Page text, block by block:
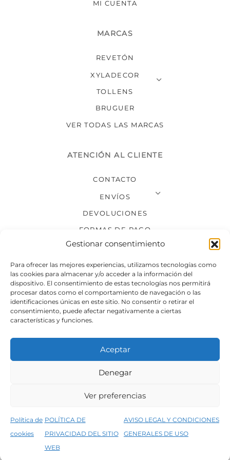
Gestionar consentimiento
Para ofrecer las mejores experiencias, utilizamos tecnologías como
las cookies para almacenar y/o acceder a la información del
dispositivo. El consentimiento de estas tecnologías nos permitirá
procesar datos como el comportamiento de navegación o las
identificaciones únicas en este sitio. No consentir o retirar el
consentimiento, puede afectar negativamente a ciertas
características y funciones.
Aceptar
Denegar
Ver preferencias
Política de
cookies
POLÍTICA DE
PRIVACIDAD DEL SITIO
WEB
AVISO LEGAL Y CONDICIONES
GENERALES DE USO
5% de descuento en tu primera compra, utiliza el código PRIMERACOMPRA
MI CUENTA
MARCAS
REVETÓN
XYLADECOR
TOLLENS
BRUGUER
VER TODAS LAS MARCAS
ATENCIÓN AL CLIENTE
CONTACTO
ENVÍOS
DEVOLUCIONES
FORMAS DE PAGO
SÍGUENOS
Condiciones generales de venta
Política de privacidad del sitio web
©2026 Decopintur- todos los derechos